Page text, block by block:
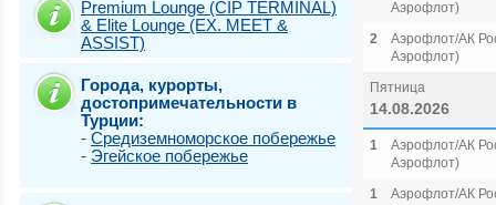
Premium Lounge (CIP TERMINAL)
& Elite Lounge (EX. MEET &
ASSIST)
Города, курорты,
достопримечательности в
Турции:
- Средиземноморское побережье
- Эгейское побережье
Аэрофлот)
2
Аэрофлот/АК
Аэрофлот)
Пятница
14.08.2026
1
Аэрофлот/АК
Аэрофлот)
1
Аэрофлот/АК